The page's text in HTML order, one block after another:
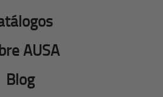
AUSA
Blog